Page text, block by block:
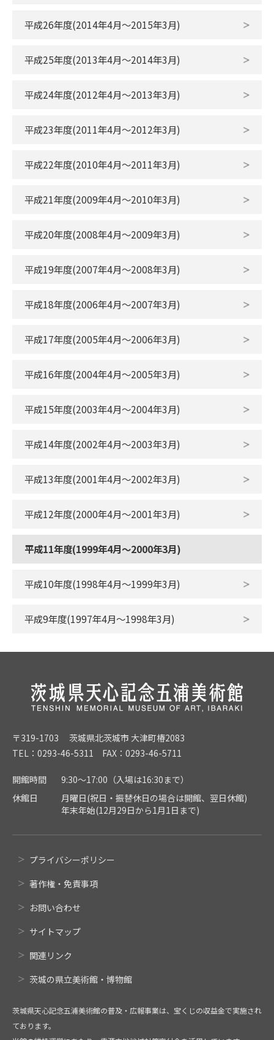
平成26年度(2014年4月〜2015年3月)
平成25年度(2013年4月〜2014年3月)
平成24年度(2012年4月〜2013年3月)
平成23年度(2011年4月～2012年3月)
平成22年度(2010年4月～2011年3月)
平成21年度(2009年4月～2010年3月)
平成20年度(2008年4月～2009年3月)
平成19年度(2007年4月～2008年3月)
平成18年度(2006年4月～2007年3月)
平成17年度(2005年4月～2006年3月)
平成16年度(2004年4月～2005年3月)
平成15年度(2003年4月～2004年3月)
平成14年度(2002年4月～2003年3月)
平成13年度(2001年4月～2002年3月)
平成12年度(2000年4月～2001年3月)
平成11年度(1999年4月～2000年3月)
平成10年度(1998年4月～1999年3月)
平成9年度(1997年4月～1998年3月)
〒319-1703 茨城県北茨城市 大津町椿2083
TEL：0293-46-5311 FAX：0293-46-5711
開館時間
9:30～17:00（入場は16:30まで）
休館日
月曜日(祝日・振替休日の場合は開館、翌日休館)
年末年始(12月29日から1月1日まで)
プライバシーポリシー
著作権・免責事項
お問い合わせ
サイトマップ
関連リンク
茨城の県立美術館・博物館
茨城県天心記念五浦美術館の普及・広報事業は、宝くじの収益金で実施され
ております。